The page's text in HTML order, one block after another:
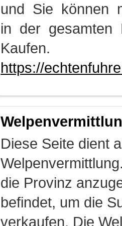
und Sie können
in der gesamten
Kaufen.
https://
Diese Seite dient
die Provinz
befindet, um die
verkaufen. Die